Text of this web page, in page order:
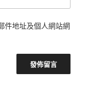
件地址及個人網站網